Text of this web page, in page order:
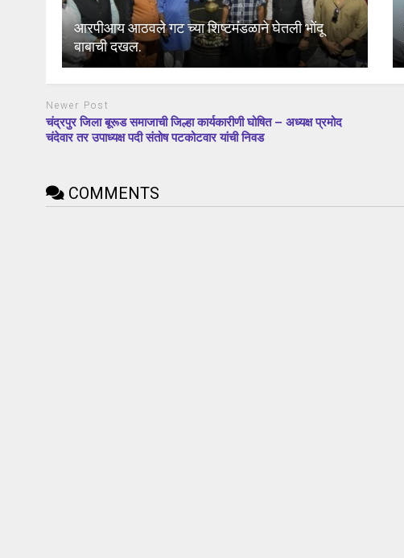
आरपीआय आठवले गट च्या शिष्टमंडळाने घेतली भोंदू
बाबाची दखल.
Newer Post
चंद्रपुर जिला बूरूड समाजाची जिल्हा कार्यकारीणी घोषित – अध्यक्ष प्रमोद
चंदेवार तर उपाध्यक्ष पदी संतोष पटकोटवार यांची निवड
COMMENTS